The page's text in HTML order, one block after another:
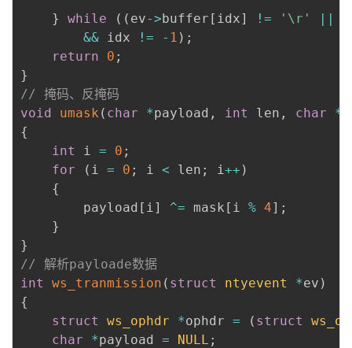
} while ( ( ev->buffer [ idx] != '\r' ||
&& idx != - 1 ) ;
return
0 ;
}
// 掩码、反掩码
void
umask ( char *payload , int len , char *
{
int
i = 0 ;
for
( i = 0 ; i < len ; i++ )
{
		payload
[ i] ^= mask [ i % 4] ;
}
}
// 解析payloade数据
int
ws_tranmission ( struct ntyevent *ev )
{
struct
ws_ophdr *ophdr = ( struct
char
*payload = NULL ;